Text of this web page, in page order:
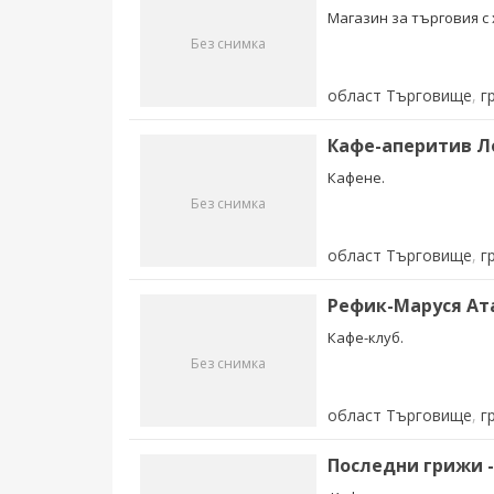
Без снимка
Магазин за търговия
област Търговище,
Без снимка
Кафе-аперитив
Кафене.
област Търговище,
Без снимка
Рефик-Маруся
Кафе-клуб.
област Търговище,
Последни грижи